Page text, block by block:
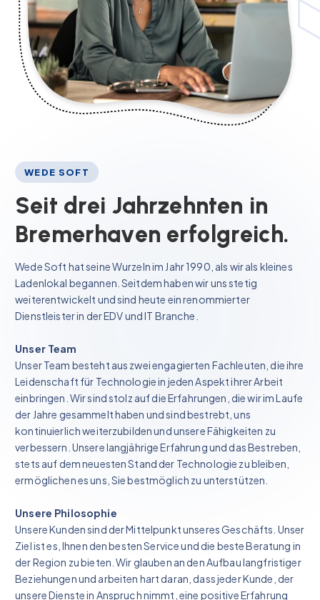
WEDE SOFT
Seit d rei Jahrze hnten in
Bremerhaven erfo greich.
Wede Soft hat seine Wurzeln im Jahr 1990, als wir als kleines
Ladenlokal begannen. Seitdem haben wir uns stetig
weiterentwickelt und sind heute ein renommierter
Dienstleister in der EDV und IT Branche.
Unser Team
Unser Team besteht aus zwei engagierten Fachleuten, die ihre
Leidenschaft für Technologie in jeden Aspekt ihrer Arbeit
einbringen. Wir sind stolz auf die Erfahrungen, die wir im Laufe
der Jahre gesammelt haben und sind bestrebt, uns
kontinuierlich weiterzubilden und unsere Fähigkeiten zu
verbessern. Unsere langjährige Erfahrung und das Bestreben,
stets auf dem neuesten Stand der Technologie zu bleiben,
ermöglichen es uns, Sie bestmöglich zu unterstützen.
Unsere Philosophie
Unsere Kunden sind der Mittelpunkt unseres Geschäfts. Unser
Ziel ist es, Ihnen den besten Service und die beste Beratung in
der Region zu bieten. Wir glauben an den Aufbau langfristiger
Beziehungen und arbeiten hart daran, dass jeder Kunde, der
unsere Dienste in Anspruch nimmt, eine positive Erfahrung